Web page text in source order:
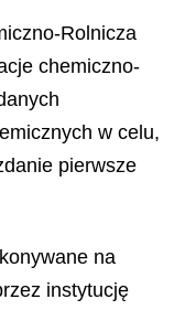
Rolnicza
chemiczno-
w celu,
pierwsze
na
instytucję